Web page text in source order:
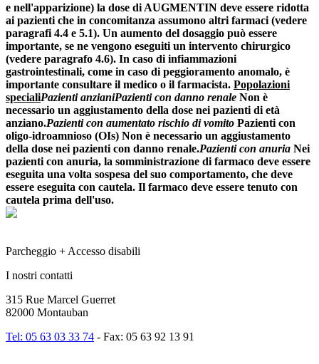
e nell'apparizione) la dose di AUGMENTIN deve essere ridotta
ai pazienti che in concomitanza assumono altri farmaci (vedere
paragrafi 4.4 e 5.1). Un aumento del dosaggio può essere
importante, se ne vengono eseguiti un intervento chirurgico
(vedere paragrafo 4.6). In caso di infiammazioni
gastrointestinali, come in caso di peggioramento anomalo, è
importante consultare il medico o il farmacista. Popolazioni
specialiPazienti anzianiPazienti con danno renale Non è
necessario un aggiustamento della dose nei pazienti di età
anziano.Pazienti con aumentato rischio di vomito Pazienti con
oligo-idroamnioso (OIs) Non è necessario un aggiustamento
della dose nei pazienti con danno renale.Pazienti con anuria Nei
pazienti con anuria, la somministrazione di farmaco deve essere
eseguita una volta sospesa del suo comportamento, che deve
essere eseguita con cautela. Il farmaco deve essere tenuto con
cautela prima dell'uso.
Parcheggio + Accesso disabili
I nostri contatti
315 Rue Marcel Guerret
82000 Montauban
Tel: 05 63 03 33 74 - Fax: 05 63 92 13 91